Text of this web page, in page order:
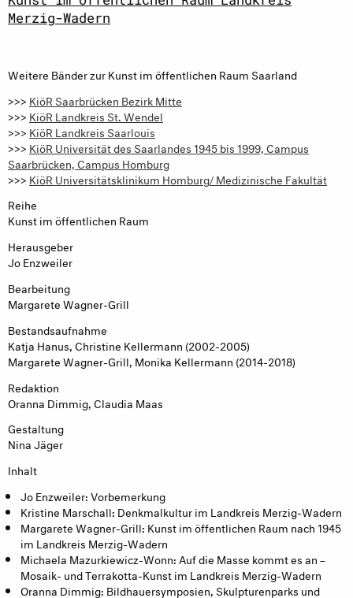
Merzig-Wadern
Weitere Bänder zur Kunst im öffentlichen Raum Saarland
>>> KiöR Saarbrücken Bezirk Mitte
>>> KiöR Landkreis St. Wendel
>>> KiöR Landkreis Saarlouis
>>> KiöR Universität des Saarlandes 1945 bis 1999, Campus
Saarbrücken, Campus Homburg
>>> KiöR Universitätsklinikum Homburg/ Medizinische Fakultät
Reihe
Kunst im öffentlichen Raum
Herausgeber
Jo Enzweiler
Bearbeitung
Margarete Wagner-Grill
Bestandsaufnahme
Katja Hanus, Christine Kellermann (2002-2005)
Margarete Wagner-Grill, Monika Kellermann (2014-2018)
Redaktion
Oranna Dimmig, Claudia Maas
Gestaltung
Nina Jäger
Inhalt
Jo Enzweiler: Vorbemerkung
Kristine Marschall: Denkmalkultur im Landkreis Merzig-Wadern
Margarete Wagner-Grill: Kunst im öffentlichen Raum nach 1945
im Landkreis Merzig-Wadern
Michaela Mazurkiewicz-Wonn: Auf die Masse kommt es an –
Mosaik- und Terrakotta-Kunst im Landkreis Merzig-Wadern
Oranna Dimmig: Bildhauersymposien, Skulpturenparks und